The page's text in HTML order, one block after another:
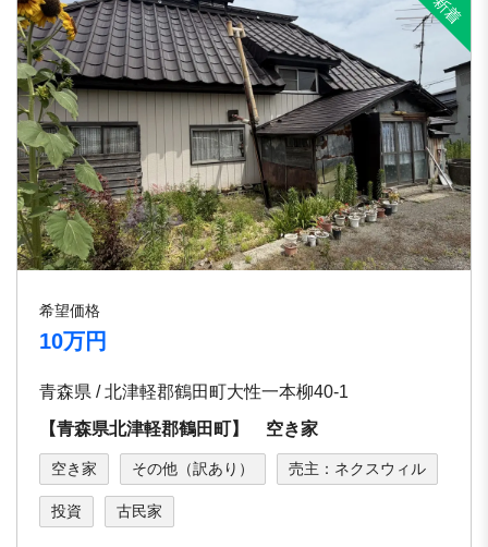
希望価格
10万円
青森県 / 北津軽郡鶴田町大性一本柳40-1
【青森県北津軽郡鶴田町】 空き家
空き家 その他（訳あり） 売主：ネクスウィル
投資 古民家